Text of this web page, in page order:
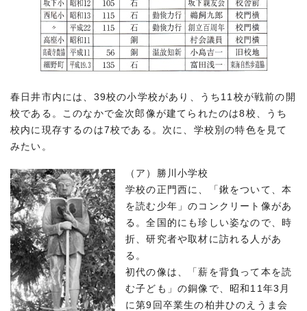
春日井市内には、39校の小学校があり、うち11校が戦前の開
校である。このなかで金次郎像が建てられたのは8校、うち
校内に現存するのは7校である。次に、学校別の特色を見て
みたい。
（ア）勝川小学校
学校の正門西に、「鍬をついて、本
を読む少年」のコンクリート像があ
る。全国的にも珍しい姿なので、時
折、研究者や取材に訪れる人があ
る。
初代の像は、「薪を背負って本を読
む子ども」の銅像で、昭和11年3月
に第9回卒業生の柏井ひのえうま会